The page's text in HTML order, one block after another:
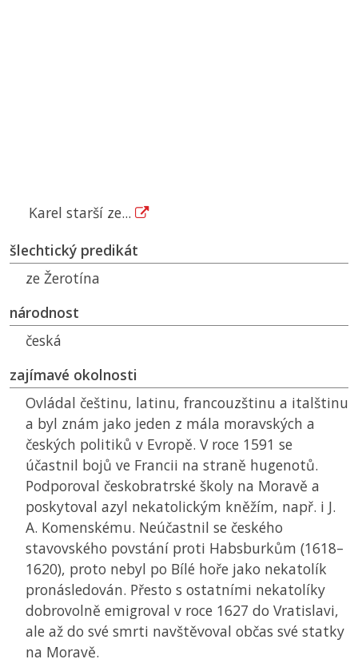
Karel starší ze...
šlechtický predikát
ze Žerotína
národnost
česká
zajímavé okolnosti
Ovládal češtinu, latinu, francouzštinu a italštinu
a byl znám jako jeden z mála moravských a
českých politiků v Evropě. V roce 1591 se
účastnil bojů ve Francii na straně hugenotů.
Podporoval českobratrské školy na Moravě a
poskytoval azyl nekatolickým kněžím, např. i J.
A. Komenskému. Neúčastnil se českého
stavovského povstání proti Habsburkům (1618–
1620), proto nebyl po Bílé hoře jako nekatolík
pronásledován. Přesto s ostatními nekatolíky
dobrovolně emigroval v roce 1627 do Vratislavi,
ale až do své smrti navštěvoval občas své statky
na Moravě.